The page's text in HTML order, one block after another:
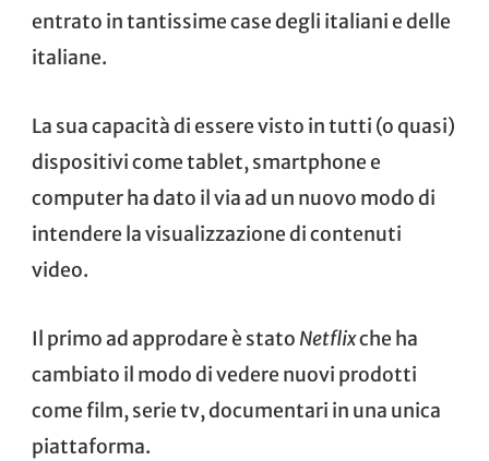
entrato in tantissime case degli italiani e delle
italiane.
La sua capacità di essere visto in tutti (o quasi)
dispositivi come tablet, smartphone e
computer ha dato il via ad un nuovo modo di
intendere la visualizzazione di contenuti
video.
Il primo ad approdare è stato Netflixche ha
cambiato il modo di vedere nuovi prodotti
come film, serie tv, documentari in una unica
piattaforma.